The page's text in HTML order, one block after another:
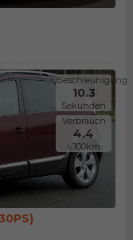
Beschleunigung
10.3
Sekunden
Verbrauch
4.4
l/100km